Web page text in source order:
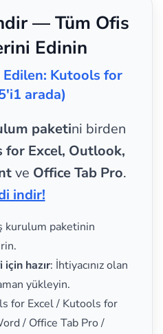
— Tüm Ofis
Edinin
Kutools for
arada)
paketini birden
for Excel, Outlook,
ve Office Tab Pro.
indir!
kurulum paketinin
hazır: İhtiyacınız olan
yükleyin.
for Excel / Kutools for
/ Office Tab Pro /